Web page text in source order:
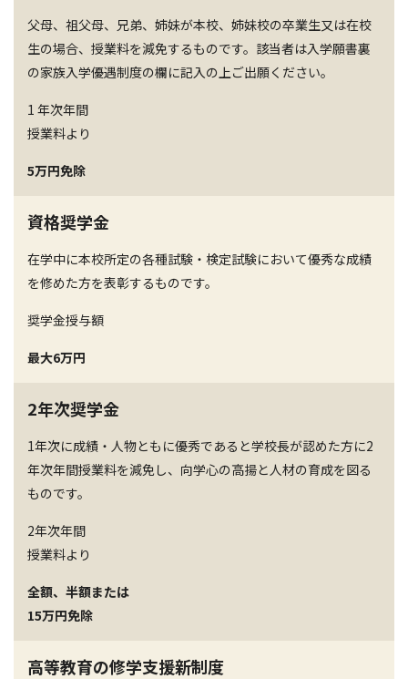
父母、祖父母、兄弟、姉妹が本校、姉妹校の卒業生又は在校
生の場合、授業料を減免するものです。該当者は入学願書裏
の家族入学優遇制度の欄に記入の上ご出願ください。
1 年次年間
授業料より
5万円免除
資格奨学金
在学中に本校所定の各種試験・検定試験において優秀な成績
を修めた方を表彰するものです。
奨学金授与額
最大6万円
2年次奨学金
1年次に成績・人物ともに優秀であると学校長が認めた方に2
年次年間授業料を減免し、向学心の高揚と人材の育成を図る
ものです。
2年次年間
授業料より
全額、半額または
15万円免除
高等教育の修学支援新制度